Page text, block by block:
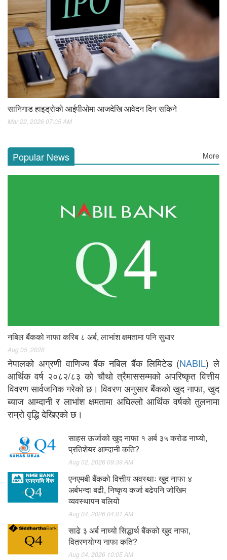
सानिगाड हाइड्रोको आईपीओमा आजदेखि आवेदन दिन सकिने
Mar 22, 2026 07:05 AM
Popular News More
नबिल बैंकको नाफा करिब ८ अर्ब, लाभांश क्षमतामा पनि सुधार
Aug 05, 2026
नेपालको अग्रणी वाणिज्य बैंक नबिल बैंक लिमिटेड (NABIL) ले
आर्थिक वर्ष २०८२/८३ को चौथो त्रैमाससम्मको अपरिष्कृत वित्तीय
विवरण सार्वजनिक गरेको छ। विवरण अनुसार बैंकको खुद नाफा, खुद
ब्याज आम्दानी र लाभांश क्षमतामा अघिल्लो आर्थिक वर्षको तुलनामा
राम्रो वृद्धि देखिएको छ।
साहस ऊर्जाको खुद नाफा १ अर्ब ३५ करोड नाघ्यो,
प्रतिशेयर आम्दानी कति?
Aug 02, 2026 09:39 AM
एनएमबी बैंकको वित्तीय अवस्थाः खुद नाफा ४
अर्बभन्दा बढी, निष्कृय कर्जा बढेपनि जोखिम
व्यवस्थापन बलियो
Aug 04, 2026 04:01 AM
साढे ३ अर्ब नाघ्यो सिद्धार्थ बैंकको खुद नाफा,
वितरणयोग्य नाफा कति?
Aug 04, 2026 10:05 AM